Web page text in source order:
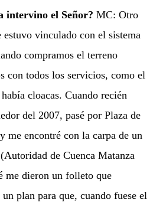
intervino el Señor? MC: Otro
vinculado con el sistema
compramos el terreno
con todos los servicios, como el
cloacas. Cuando recién
del 2007, pasé por Plaza de
me encontré con la carpa de un
de Cuenca Matanza
me dieron un folleto que
plan para que, cuando fuese el